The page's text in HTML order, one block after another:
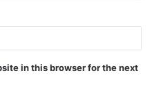
in this browser for the next